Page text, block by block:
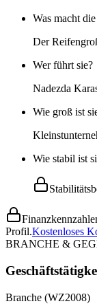
Was macht
Der
Wer führt sie?
Nadezda
Wie groß ist
Wie stabil ist
Profil.Kostenloses
BRANCHE &
Branche (WZ2008)